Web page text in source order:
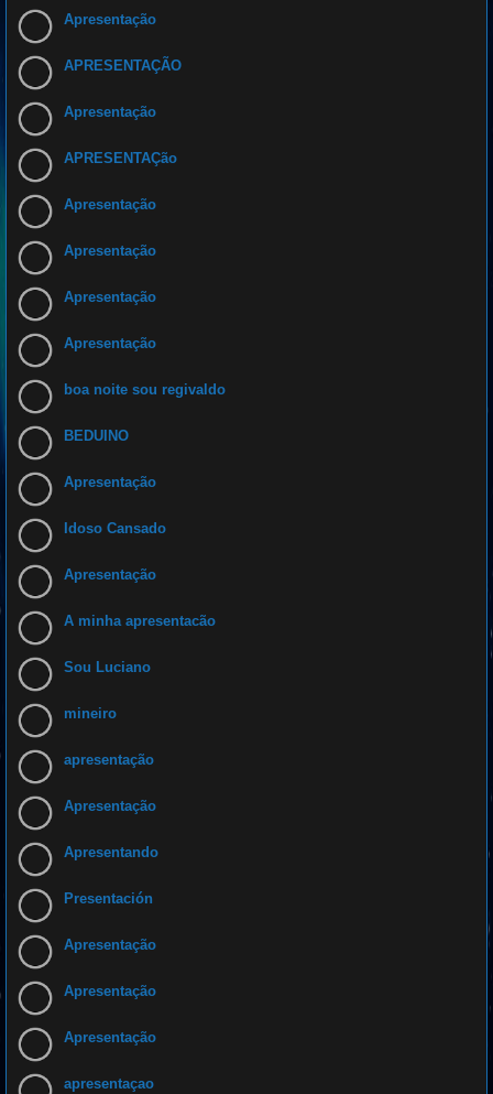
Apresentação
APRESENTAÇÃO
Apresentação
APRESENTAÇão
Apresentação
Apresentação
Apresentação
Apresentação
boa noite sou regivaldo
BEDUINO
Apresentação
Idoso Cansado
Apresentação
A minha apresentacão
Sou Luciano
mineiro
apresentação
Apresentação
Apresentando
Presentación
Apresentação
Apresentação
Apresentação
apresentaçao